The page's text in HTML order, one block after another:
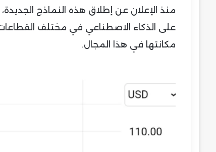
منذ الإعلان عن إطلاق هذه النماذج
على الذكاء الاصطناعي في مختلف
مكانتها في هذا المجال.